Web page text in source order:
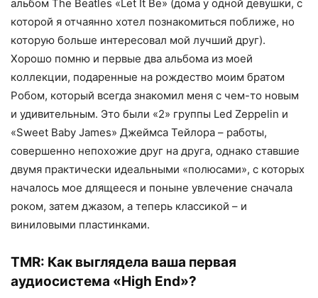
альбом The Beatles «Let It Be» (дома у одной девушки, с
которой я отчаянно хотел познакомиться поближе, но
которую больше интересовал мой лучший друг).
Хорошо помню и первые два альбома из моей
коллекции, подаренные на рождество моим братом
Робом, который всегда знакомил меня с чем-то новым
и удивительным. Это были «2» группы Led Zeppelin и
«Sweet Baby James» Джеймса Тейлора – работы,
совершенно непохожие друг на друга, однако ставшие
двумя практически идеальными «полюсами», с которых
началось мое длящееся и поныне увлечение сначала
роком, затем джазом, а теперь классикой – и
виниловыми пластинками.
TMR: Как выглядела ваша первая
аудиосистема «High End»?